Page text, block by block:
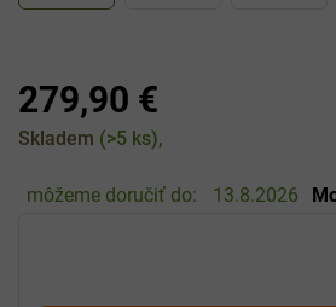
279,90 €
Jednotková
Skladem (>5 ks)
môžeme doručiť do: 13.8.2026